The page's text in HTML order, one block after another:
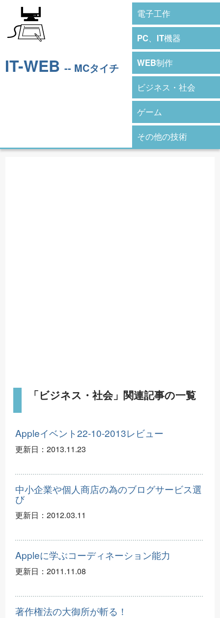
IT-WEB -- MCタイチ
電子工作
PC、IT機器
WEB制作
ビジネス・社会
ゲーム
その他の技術
「ビジネス・社会」関連記事の一覧
Appleイベント22-10-2013レビュー
更新日： 2013.11.23
中小企業や個人商店の為のブログサービス選
び
更新日： 2012.03.11
Appleに学ぶコーディネーション能力
更新日： 2011.11.08
著作権法の大御所が斬る！